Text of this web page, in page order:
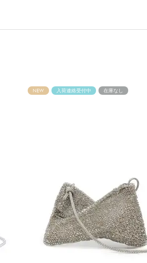
NEW 入荷連絡受付中 在庫なし